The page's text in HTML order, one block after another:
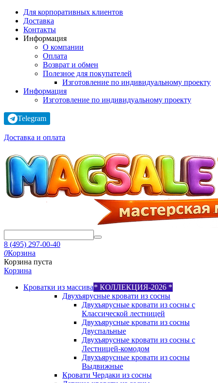
Для корпоративных клиентов
Доставка
Контакты
Информация
О компании
Оплата
Возврат и обмен
Полезное для покупателей
Изготовление по индивидуальному проекту
Информация
Изготовление по индивидуальному проекту
Telegram
Доставка и оплата
8 (495) 297-00-40
0Корзина
Корзина пуста
Корзина
Кроватки из массива* КОЛЛЕКЦИЯ-2026 *
Двухъярусные кровати из сосны
Двухъярусные кровати из сосны с
Классической лестницей
Двухъярусные кровати из сосны
Двуспальные
Двухъярусные кровати из сосны с
Лестницей-комодом
Двухъярусные кровати из сосны
Выдвижные
Кровати Чердаки из сосны